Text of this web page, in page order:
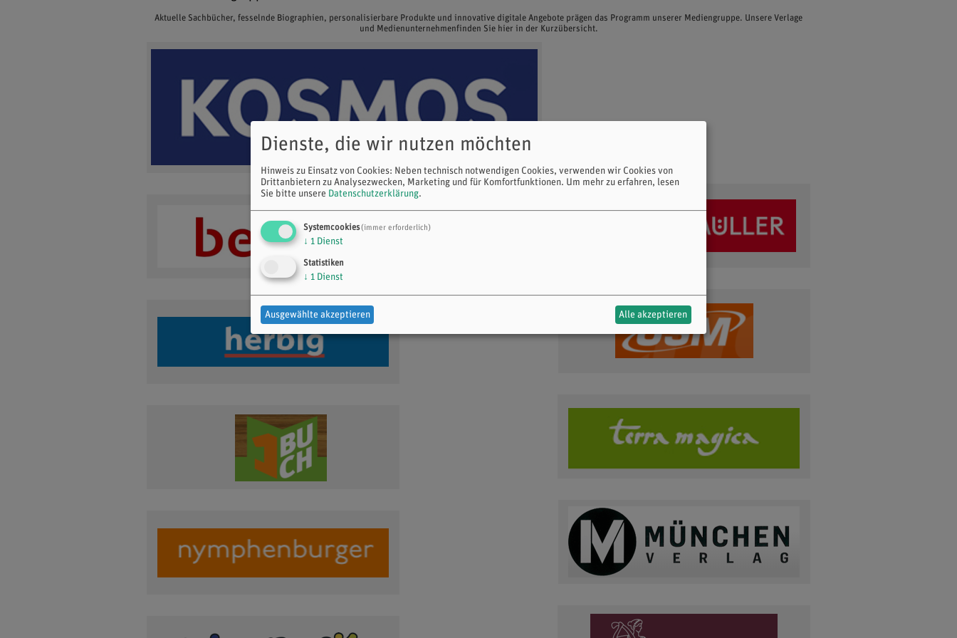
Aktuelle Sachbücher, fesselnde Biographien, personalisierbare Produkte und innovative digitale Angebote prägen das Programm unserer Mediengruppe. Unsere Verlage
und Medienunternehmenfinden Sie hier in der Kurzübersicht.
Dienste, die wir nutzen möchten
Hinweis zu Einsatz von Cookies: Neben technisch notwendigen Cookies, verwenden wir Cookies von
Drittanbietern zu Analysezwecken, Marketing und für Komfortfunktionen. Um mehr zu erfahren, lesen
Sie bitte unsere Datenschutzerklärung.
Systemcookies(immer erforderlich)
↓ 1 Dienst
Statistiken
↓ 1 Dienst
Ausgewählte akzeptieren Alle akzeptieren